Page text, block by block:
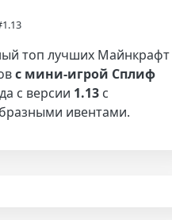
топ лучших Майнкрафт
с мини-игрой Сплиф
с версии 1.13 с
ивентами.